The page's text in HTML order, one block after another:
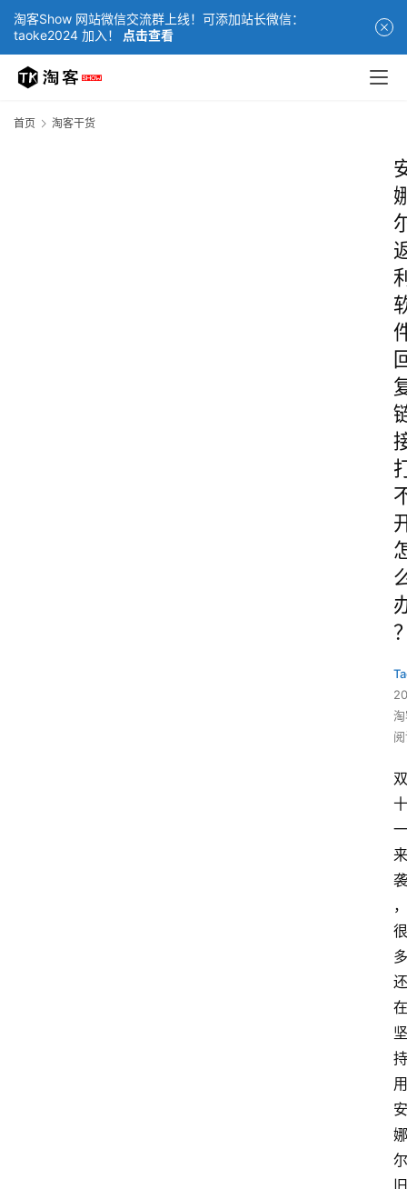
淘客Show 网站微信交流群上线！可添加站长微信：
taoke2024 加入！
点击查看
首页 淘客干货
双
十
一
来
袭
，
很
多
还
在
坚
持
用
安
娜
尔
旧